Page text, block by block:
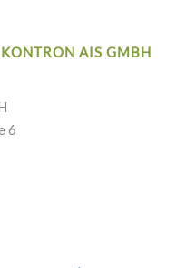
AIS GMBH
6